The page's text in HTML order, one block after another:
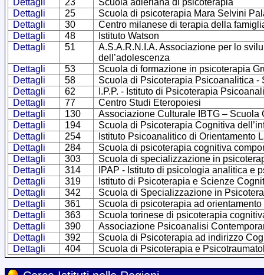
Dettagli
23
Scuola adleriana di psicoterapia
Dettagli
25
Scuola di psicoterapia Mara Selvini
Dettagli
30
Centro milanese di terapia della
Dettagli
48
Istituto Watson
Dettagli
51
A.S.A.R.N.I.A. Associazione per lo
dell’adolescenza
Dettagli
53
Scuola di formazione in psicoterapia
Dettagli
58
Scuola di Psicoterapia Psicoanalitica -
Dettagli
62
I.P.P. - Istituto di Psicoterapia
Dettagli
77
Centro Studi Eteropoiesi
Dettagli
130
Associazione Culturale IBTG – Scuola
Dettagli
194
Scuola di Psicoterapia Cognitiva
Dettagli
254
Istituto Psicoanalitico di Orientamento
Dettagli
284
Scuola di psicoterapia cognitiva
Dettagli
303
Scuola di specializzazione in
Dettagli
314
IPAP - Istituto di psicologia analitica e
Dettagli
319
Istituto di Psicoterapia e Scienze
Dettagli
342
Scuola di Specializzazione in
Dettagli
361
Scuola di psicoterapia ad
Dettagli
363
Scuola torinese di psicoterapia
Dettagli
390
Associazione Psicoanalisi
Dettagli
392
Scuola di Psicoterapia ad indirizzo
Dettagli
404 Scuola di Psicoterapia e